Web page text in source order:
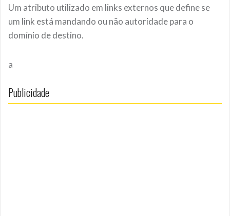
Um atributo utilizado em links externos que define se
um link está mandando ou não autoridade para o
domínio de destino.
a
Publicidade